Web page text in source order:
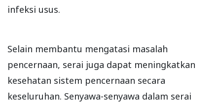
infeksi usus.
Selain membantu mengatasi masalah
pencernaan, serai juga dapat meningkatkan
kesehatan sistem pencernaan secara
keseluruhan. Senyawa-senyawa dalam serai